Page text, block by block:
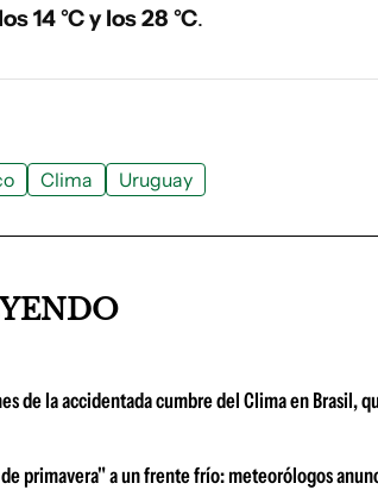
14 °C y los 28 °C.
Clima Uruguay
de la accidentada cumbre del Clima en Brasil,
primavera" a un frente frío: meteorólogos